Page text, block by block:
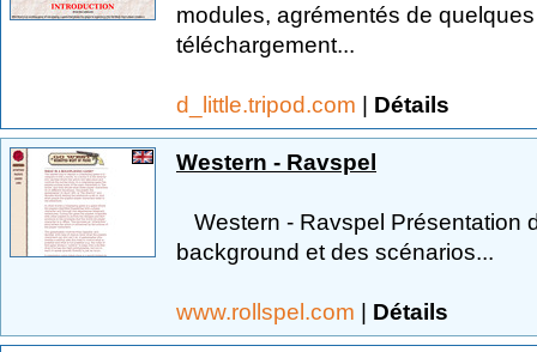
modules, agrémentés de
téléchargement...
d_little.tripod.com | Détails
Western - Ravspel
Western - Ravspel Présentation
background et des scénarios...
www.rollspel.com | Détails